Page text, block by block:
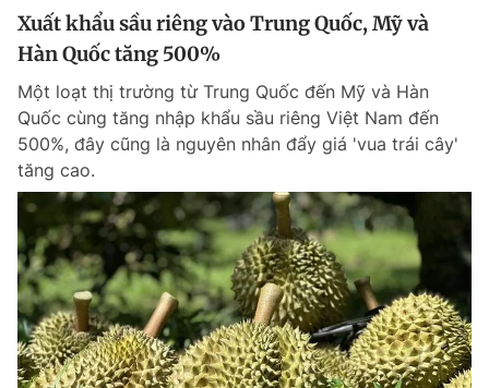
Xuất khẩu sầu riêng vào Trung Quốc, Mỹ và
Hàn Quốc tăng 500%
Một loạt thị trường từ Trung Quốc đến Mỹ và Hàn
Quốc cùng tăng nhập khẩu sầu riêng Việt Nam đến
500%, đây cũng là nguyên nhân đẩy giá 'vua trái cây'
tăng cao.